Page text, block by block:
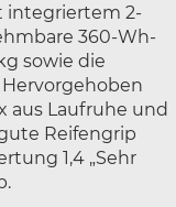
integriertem 2-
360-Wh-
sowie die
aus Laufruhe und
Reifengrip
1,4 „Sehr